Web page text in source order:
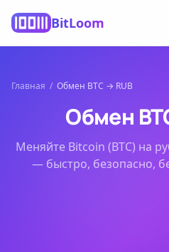
BitLoom
Главная / Обмен BTC → RUB
Обмен
Меняйте Bitcoin (BTC) на
— быстро, безопасно,